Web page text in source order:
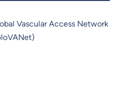
Vascular Access Network